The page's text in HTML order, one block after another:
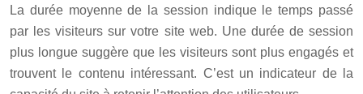
La durée moyenne de la session indique le temps passé
par les visiteurs sur votre site web. Une durée de session
plus longue suggère que les visiteurs sont plus engagés et
trouvent le contenu intéressant. C’est un indicateur de la